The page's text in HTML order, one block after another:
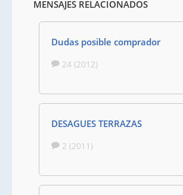
MENSAJES RELACIONADOS
Dudas posible comprador
24 (2012)
DESAGUES TERRAZAS
2 (2011)